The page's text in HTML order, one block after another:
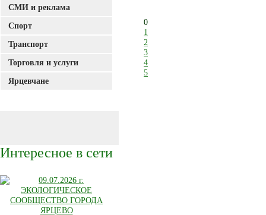
0
1
2
3
4
5
СМИ и реклама
Спорт
Транспорт
Торговля и услуги
Ярцевчане
Интересное в сети